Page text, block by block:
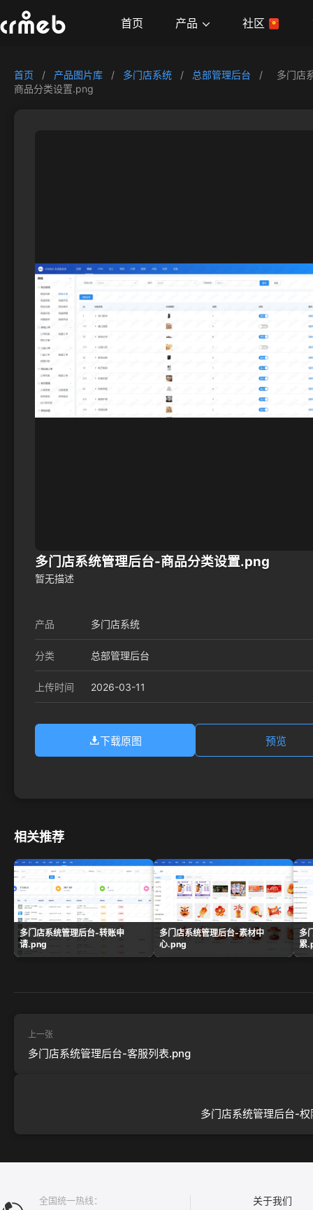
首页 产品 社区
首页 / 产品图片库 / 多门店系统 / 总部管理后台 /
多门店
商品分类设置.png
多门店系统管理后台-商品分类设置.png
暂无描述
产品 多门店系统
分类 总部管理后台
上传时间 2026-03-11
下载原图 预览
相关推荐
多门店系统管理后台-转账申
请.png
多门店系统管理后台-素材中
心.png
多
累
上一张
多门店系统管理后台-客服列表.png
多门店系统管理后台-
全国统一热线： 关于我们